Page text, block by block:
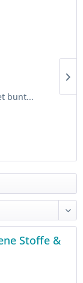
bunt...